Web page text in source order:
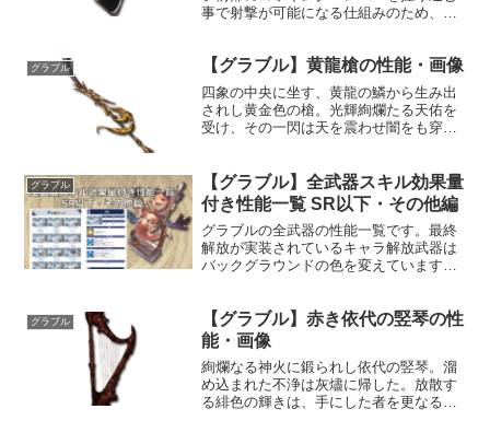
事で射撃が可能になる仕組みのため、携
放段階風銃HP攻撃力MAXLv1602540150
奥義スクイ...
グラブル 【グラブル】黄龍槍の性能・画像
四象の中央に坐す、黄龍の鱗から生み出
されし黄金色の槍。光輝絢爛たる天佑を
受け、その一閃は天を震わせ闇をも穿
MAXLv3363010200奥義白召刃敵に光属
性5.5倍ダメージ〔...
グラブル
【グラブル】全武器スキル効果量
付き性能一覧 SR以下・その他編
グラブルの全武器の性能一覧です。最終
解放が実装されているキャラ解放武器は
バックグラウンドの色を変えています。
プ・カジノ交換ポイントGショップドラ
グーンランス 攻撃力...
グラブル
【グラブル】赤き依代の竪琴の性
能・画像
絢爛なる神火に鍛られし依代の竪琴。溜
め込まれた不浄は灰燼に帰した。放散す
る緋色の輝きは、手にした者を更なる高